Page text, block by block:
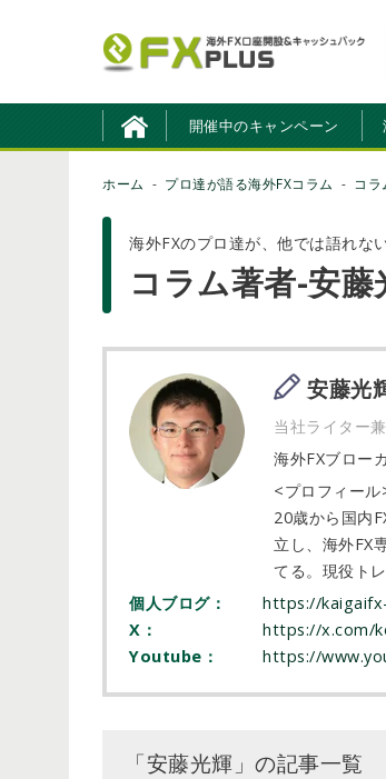
開催中のキャンペーン
ホーム プロ達が語る海外FXコラム コ
海外FXのプロ達が、他では語れな
コラム著者-安藤
安藤光
当社ライター
海外FXブロー
<プロフィール
20歳から国内
立し、海外FX
てる。現役ト
個人ブログ：
https://
X：
https://x.com/
Youtube：
https://
「安藤光輝」の記事一覧